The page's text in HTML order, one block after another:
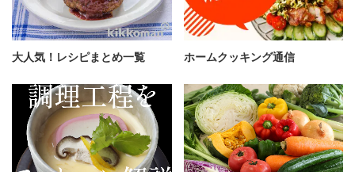
大人気！レシピまとめ一覧 ホームクッキング通信